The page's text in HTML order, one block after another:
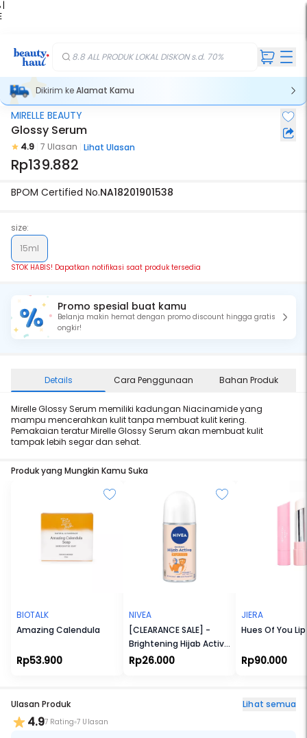
|
8.8 ALL PRODUK LOKAL DISKON s.d. 70%
Dikirim keAlamat Kamu
Stok Habis
MIRELLE BEAUTY
Glossy Serum
4.9 7 Ulasan Lihat Ulasan
Rp139.882
BPOM Certified No.NA18201901538
size:
15ml
STOK HABIS! Dapatkan notifikasi saat produk tersedia
Promo spesial buat kamu
Belanja makin hemat dengan promo discount hingga gratis
ongkir!
Details Cara Penggunaan Bahan Produk
Mirelle Glossy Serum memiliki kadungan Niacinamide yang
mampu mencerahkan kulit tanpa membuat kulit kering.
Pemakaian teratur Mirelle Glossy Serum akan membuat kulit
tampak lebih segar dan sehat.
Produk yang Mungkin Kamu Suka
BIOTALK
Amazing Calendula
Rp53.900
NIVEA
[CLEARANCE SALE] -
Brightening Hijab Active
Deodorant Roll On 50ml
Rp26.000
JIERA
Hues Of You
Rp90.000
Ulasan Produk Lihat semua
4.97 Rating 7 Ulasan